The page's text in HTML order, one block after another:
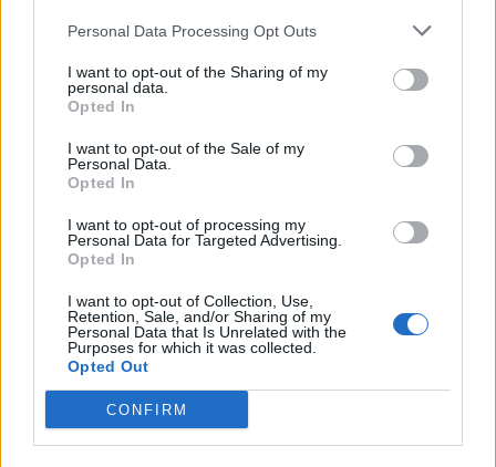
Personal Data Processing Opt Outs
I want to opt-out of the Sharing of my
personal data.
Opted In
I want to opt-out of the Sale of my
Personal Data.
Opted In
I want to opt-out of processing my
Personal Data for Targeted Advertising.
Opted In
I want to opt-out of Collection, Use,
Retention, Sale, and/or Sharing of my
Personal Data that Is Unrelated with the
Purposes for which it was collected.
Opted Out
CONFIRM
Η Θερμή γιόρτασε τους
γευστικούς θησαυρούς της
Λέσβου
Λάδι και τυρί βρέθηκαν στο
επίκεντρο της γιορτής που
πραγματοποιήθηκε στο Δημοτικό
Σχολείο της Θερμής, στο πλαίσιο
Καλοκαιριού
Στη Θεσσαλονίκη τα
αποκαλυπτήρια του οικονομικού
προγράμματος της ΕΛ.Α.Σ.
Ο Αλέξης Τσίπρας παρουσιάζει
στις αρχές Σεπτεμβρίου το
τετραετές σχέδιο της Ελληνικής
Αριστερής Συμπαράταξης για την
ακρίβεια, τη φορολογική
δικαιοσύνη, την παραγωγική